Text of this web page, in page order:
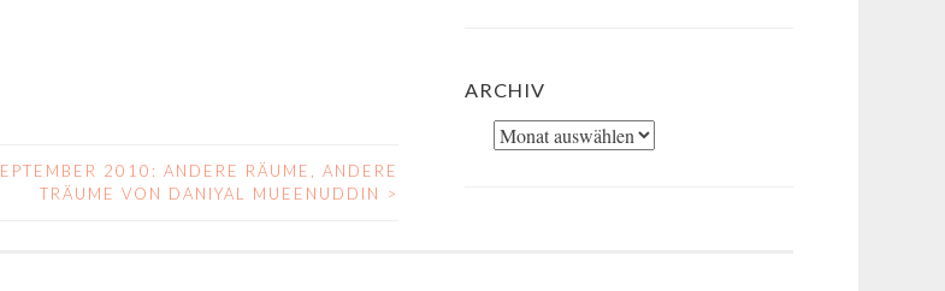
2010: ANDERE RÄUME, ANDERE
TRÄUME VON DANIYAL MUEENUDDIN >
ARCHIV
Archiv